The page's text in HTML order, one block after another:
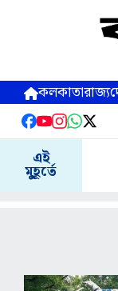
কলকাতারাজ্য
এই
মুহূর্তে